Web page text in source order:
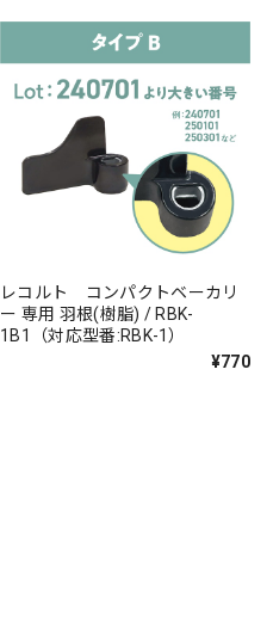
レコルト コンパクトベーカリ
ー 専用 羽根(樹脂) / RBK-
1B1（対応型番:RBK-1）
¥770